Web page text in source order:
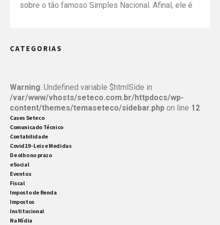
sobre o tão famoso Simples Nacional. Afinal, ele é
pagamento e está no Simples Nacional, há outras
como o Lucro Presumido e […]
CATEGORIAS
Warning: Undefined variable $htmlSide in
/var/www/vhosts/seteco.com.br/httpdocs/wp-
content/themes/temaseteco/sidebar.php on line 12
Cases Seteco
Comunicado Técnico
Contabilidade
Covid19 - Leis e Medidas
De olho no prazo
eSocial
Eventos
Fiscal
Imposto de Renda
Impostos
Institucional
Na Mídia